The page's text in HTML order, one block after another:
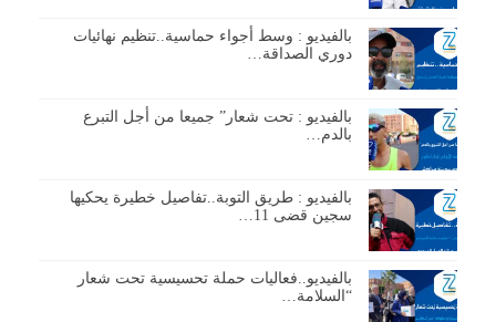
بالفيديو : وسط أجواء حماسية..تنظيم نهائيات
دوري الصداقة…
بالفيديو : تحت شعار” جميعا من أجل التبرع
بالدم…
بالفيديو : طريق التوبة..تفاصيل خطيرة يحكيها
سجين قضى 11…
بالفيديو..فعاليات حملة تحسيسية تحت شعار
“السلامة…